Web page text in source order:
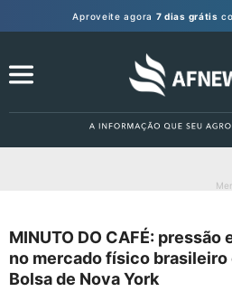
Aproveite agora 7 dias grátis
MINUTO DO CAFÉ:
no mercado físico brasileiro
Bolsa de Nova York